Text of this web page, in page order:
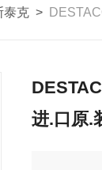
泰克 >
进.口原.